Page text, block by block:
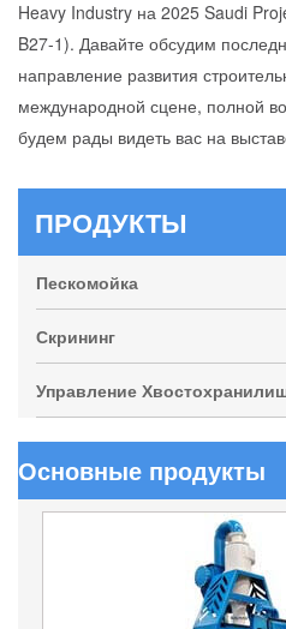
Heavy Industry на 2025 Saudi
B27-1). Давайте обсудим
направление развития
международной сцене, полной
будем рады видеть вас на
ПРОДУКТЫ
Пескомойка
Скрининг
Управление
Основные продукты